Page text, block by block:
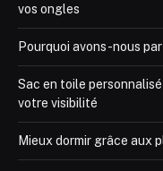
vos ongles
Pourquoi avons-nous
Sac en toile
votre visibilité
Mieux dormir grâce aux